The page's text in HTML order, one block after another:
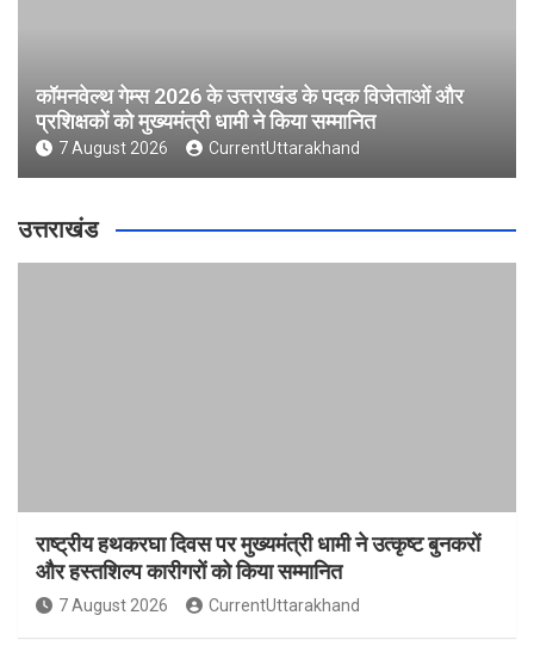
कॉमनवेल्थ गेम्स 2026 के उत्तराखंड के पदक विजेताओं और
प्रशिक्षकों को मुख्यमंत्री धामी ने किया सम्मानित
7 August 2026 CurrentUttarakhand
उत्तराखंड
राष्ट्रीय हथकरघा दिवस पर मुख्यमंत्री धामी ने उत्कृष्ट बुनकरों
और हस्तशिल्प कारीगरों को किया सम्मानित
7 August 2026 CurrentUttarakhand